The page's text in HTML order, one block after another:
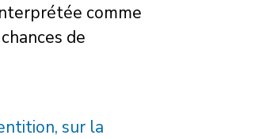
comme
de
sur la